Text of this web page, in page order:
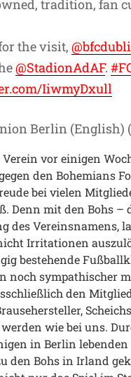
tradition, fan
the visit,
@StadionAdAF.
IiwmyDxull
Berlin (English)
vor einigen
den Bohemians
bei vielen
Denn mit den Bohs –
des Vereinsnamens,
Irritationen
bestehende
noch sympathischer
den
wie bei uns.
in Berlin
den Bohs in Irland